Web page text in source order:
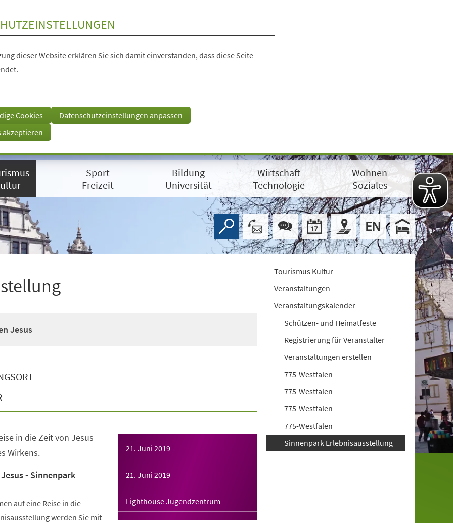
dieser Website erklären Sie sich damit einverstanden, dass diese Seite
Cookies
Datenschutzeinstellungen anpassen
akzeptieren
Sport
Freizeit
Bildung
Universität
Wirtschaft
Technologie
Wohnen
Soziales
Jesus
21. Juni 2019
–
21. Juni 2019
Lighthouse Jugendzentrum
in die Zeit von Jesus
Wirkens.
- Sinnenpark
auf eine Reise in die
werden Sie mit
Tourismus Kultur
Veranstaltungen
Veranstaltungskalender
Schützen- und Heimatfeste
Registrierung für Veranstalter
Veranstaltungen erstellen
775-Westfalen
775-Westfalen
775-Westfalen
775-Westfalen
Sinnenpark Erlebnisausstellung